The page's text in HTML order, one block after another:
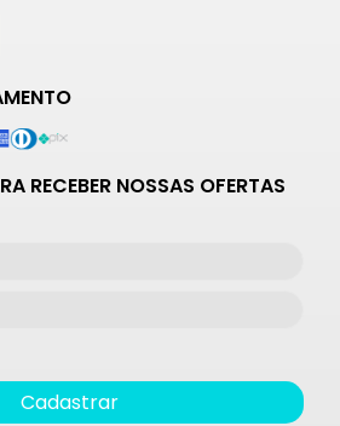
RECEBER NOSSAS OFERTAS
Cadastrar